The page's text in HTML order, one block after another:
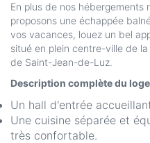
En plus de nos hébergements
proposons une échappée
vos vacances, louez un bel
situé en plein centre-ville de
de Saint-Jean-de-Luz.
Description complète du
Un hall d'entrée
Une cuisine séparée et
très confortable.